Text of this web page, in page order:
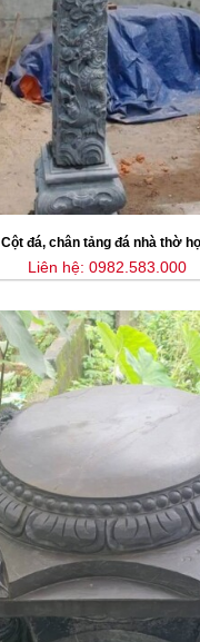
Cột đá, chân tảng đá nhà thờ
Liên hệ: 0982.583.000